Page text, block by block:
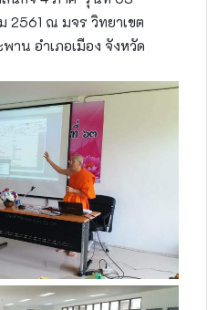
2561 ณ มจร วิทยาเขต
าน อำเภอเมือง จังหวัด